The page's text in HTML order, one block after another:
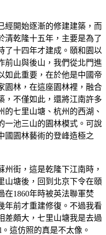
經開始逐漸的修建建築，而
清乾隆十五年，主要是為了
了十四年才建成。頤和園以
前山與後山，我們從北門進
如此重要，在於他是中國帝
園林，在這座園林裡，融合
，不僅如此，還將江南許多
的七里山塘、杭州的西湖、
一池三山的園林模式。可說
國園林藝術的登峰造極之
街，這是乾隆下江南時，
山塘後，回到北京下令在頤
在1860年時被英法聯軍焚
年前才重建修復。不過我看
差頗大，七里山塘我是去過
這仿照的真是不太像。